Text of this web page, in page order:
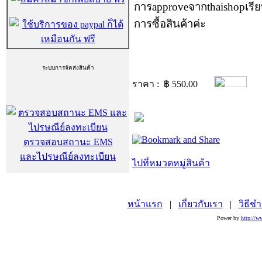
ระบบการจัดส่งสินค้า
ตรวจสอบสถานะ EMS
และไปรษณีย์ลงทะเบียน
การapproveจากthaishopเรี
การซื้อสินค้าค่ะ
ราคา : ฿ 550.00
ไปที่หมวดหมู่สินค้า
หน้าแรก | เกี่ยวกับเรา | วิธีชำ
Power by http://